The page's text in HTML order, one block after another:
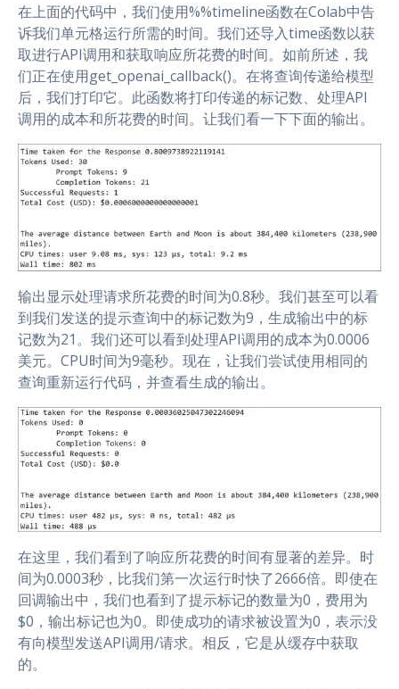
在上面的代码中，我们使用%%timeline函数在Colab中告
诉我们单元格运行所需的时间。我们还导入time函数以获
取进行API调用和获取响应所花费的时间。如前所述，我
们正在使用get_openai_callback()。在将查询传递给模型
后，我们打印它。此函数将打印传递的标记数、处理API
调用的成本和所花费的时间。让我们看一下下面的输出。
输出显示处理请求所花费的时间为0.8秒。我们甚至可以看
到我们发送的提示查询中的标记数为9，生成输出中的标
记数为21。我们还可以看到处理API调用的成本为0.0006
美元。CPU时间为9毫秒。现在，让我们尝试使用相同的
查询重新运行代码，并查看生成的输出。
在这里，我们看到了响应所花费的时间有显著的差异。时
间为0.0003秒，比我们第一次运行时快了2666倍。即使在
回调输出中，我们也看到了提示标记的数量为0，费用为
$0，输出标记也为0。即使成功的请求被设置为0，表示没
有向模型发送API调用/请求。相反，它是从缓存中获取
的。